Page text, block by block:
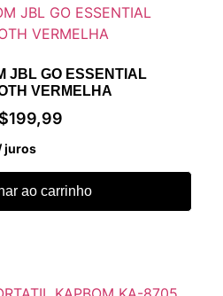
JBL GO ESSENTIAL
VERMELHA
199,99
juros
ao carrinho